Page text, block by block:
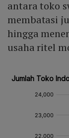
antara toko
membatasi
hingga
usaha ritel